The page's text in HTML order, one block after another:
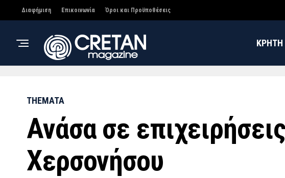
Διαφήμιση Επικοινωνία Όροι και Προϋποθέσεις
ΚΡΗΤΗ
THEMATA
Ανάσα σε
Χερσονήσου